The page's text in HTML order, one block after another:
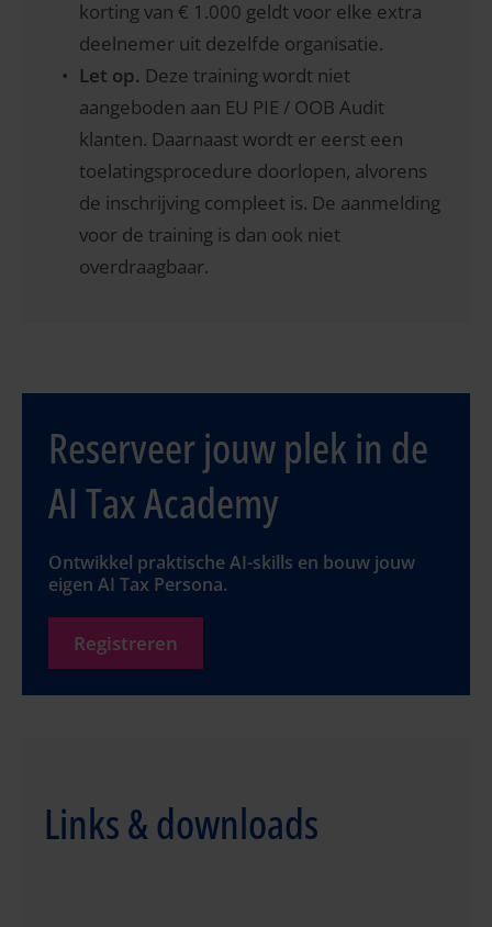
korting van € 1.000 geldt voor elke extra
deelnemer uit dezelfde organisatie.
Let op. Deze training wordt niet
aangeboden aan EU PIE / OOB Audit
klanten. Daarnaast wordt er eerst een
toelatingsprocedure doorlopen, alvorens
de inschrijving compleet is. De aanmelding
voor de training is dan ook niet
overdraagbaar.
Reserveer jouw plek in de
AI Tax Academy
Ontwikkel praktische AI-skills en bouw jouw
eigen AI Tax Persona.
Registreren
Links & downloads